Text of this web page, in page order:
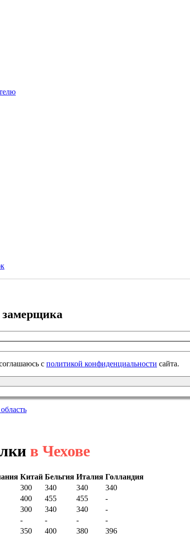
с политикой конфиденциальности сайта.
в Чехове
Китай Бельгия Италия Голландия
300 340 340
340
400 455 455
-
300 340 340
-
- - -
-
350 400 380
396